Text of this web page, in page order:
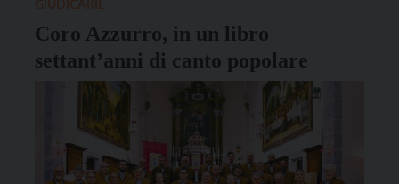
Coro Azzurro, in un libro
settant’anni di canto popolare